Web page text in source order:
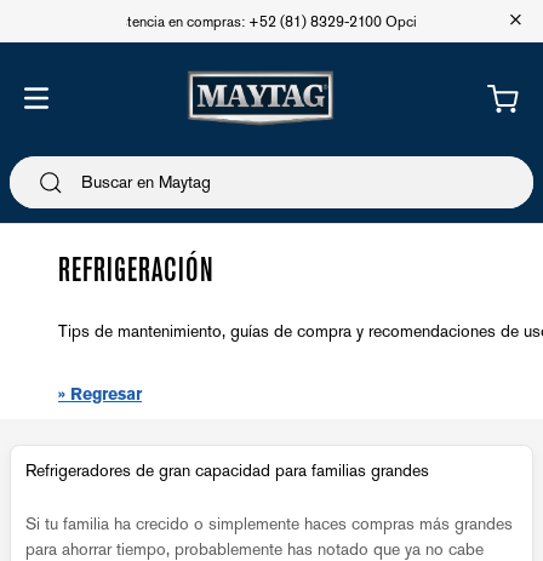
Asistencia en compras: +52 (81) 8329-2100 Opción 1 +
REFRIGERACIÓN
Tips de mantenimiento, guías de compra y recomendaciones de
» Regresar
Refrigeradores de gran capacidad para familias grandes
Si tu familia ha crecido o simplemente haces compras más grandes
para ahorrar tiempo, probablemente has notado que ya no cabe